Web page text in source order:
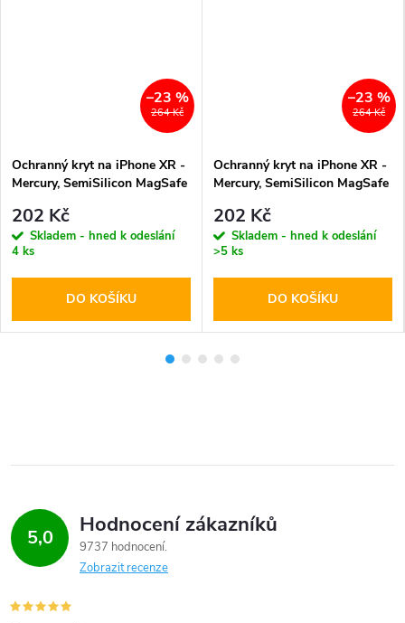
264 Kč
–23 %
Ochranný kryt na iPhone XR -
Mercury, SemiSilicon MagSafe
202 Kč
Skladem - hned k odeslání
4 ks
DO KOŠÍKU
264 Kč
–23 %
Ochranný kryt na iPhone XR -
Mercury, SemiSilicon MagSafe
202 Kč
Skladem - hned k odeslání
>5 ks
DO KOŠÍKU
5,0 Hodnocení zákazníků
9737 hodnocení
Zobrazit recenze